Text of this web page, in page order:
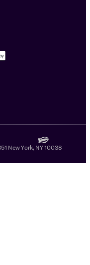
New York, NY 10038